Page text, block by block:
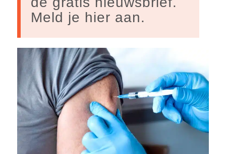
Meld je hier aan.